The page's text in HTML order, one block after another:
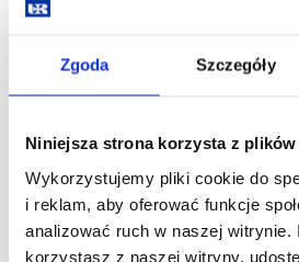
Zgoda Szczegóły
Niniejsza strona korzysta z
Wykorzystujemy pliki cookie do
i reklam, aby oferować funkcje
analizować ruch w naszej witrynie.
korzystasz z naszej witryny,
Wykorzystanie Field Map i QGIS
krajobrazu.pdf
Rok III (Rok akademicki
Ekologia krajobrazu.pdf
Entomofauna pożyteczna.pdf